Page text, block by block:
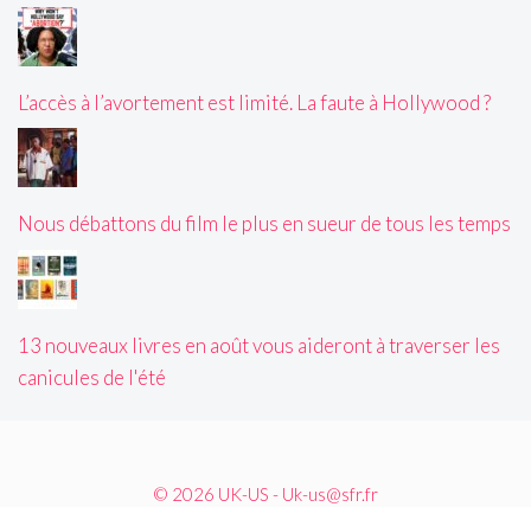
L’accès à l’avortement est limité. La faute à Hollywood ?
Nous débattons du film le plus en sueur de tous les temps
13 nouveaux livres en août vous aideront à traverser les
canicules de l'été
© 2026 UK-US - Uk-us@sfr.fr